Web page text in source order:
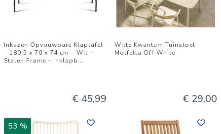
Inkazen Opvouwbare Klaptafel
– 180,5 x 70 x 74 cm – Wit –
Stalen Frame – Inklapb...
€ 45,99
Witte Kwantum Tuinstoel
Molfetta Off-White
€ 29,00
53 %